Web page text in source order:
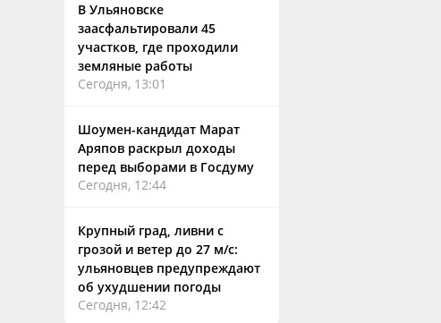
В Ульяновске
заасфальтировали 45
участков, где проходили
земляные работы
Сегодня, 13:01
Шоумен-кандидат Марат
Аряпов раскрыл доходы
перед выборами в Госдуму
Сегодня, 12:44
Крупный град, ливни с
грозой и ветер до 27 м/с:
ульяновцев предупреждают
об ухудшении погоды
Сегодня, 12:42